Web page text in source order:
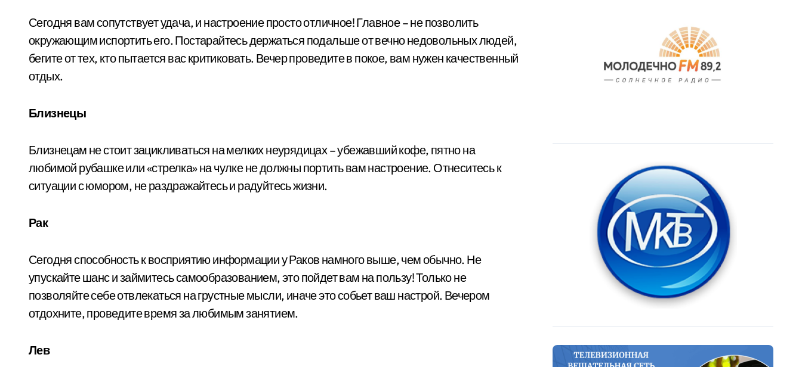
Сегодня вам сопутствует удача, и настроение просто отличное! Главное – не позволить
окружающим испортить его. Постарайтесь держаться подальше от вечно недовольных людей,
бегите от тех, кто пытается вас критиковать. Вечер проведите в покое, вам нужен качественный
отдых.
Близнецы
Близнецам не стоит зацикливаться на мелких неурядицах – убежавший кофе, пятно на
любимой рубашке или «стрелка» на чулке не должны портить вам настроение. Отнеситесь к
ситуации с юмором, не раздражайтесь и радуйтесь жизни.
Рак
Сегодня способность к восприятию информации у Раков намного выше, чем обычно. Не
упускайте шанс и займитесь самообразованием, это пойдет вам на пользу! Только не
позволяйте себе отвлекаться на грустные мысли, иначе это собьет ваш настрой. Вечером
отдохните, проведите время за любимым занятием.
Лев